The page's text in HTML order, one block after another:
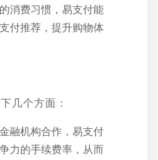
消费习惯，易支付能
付推荐，提升购物体
几个方面：
融机构合作，易支付
力的手续费率，从而